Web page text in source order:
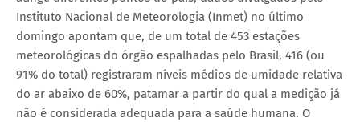
Instituto Nacional de Meteorologia (Inmet) no último
domingo apontam que, de um total de 453 estações
meteorológicas do órgão espalhadas pelo Brasil, 416 (ou
91% do total) registraram níveis médios de umidade relativa
do ar abaixo de 60%, patamar a partir do qual a medição já
não é considerada adequada para a saúde humana. O